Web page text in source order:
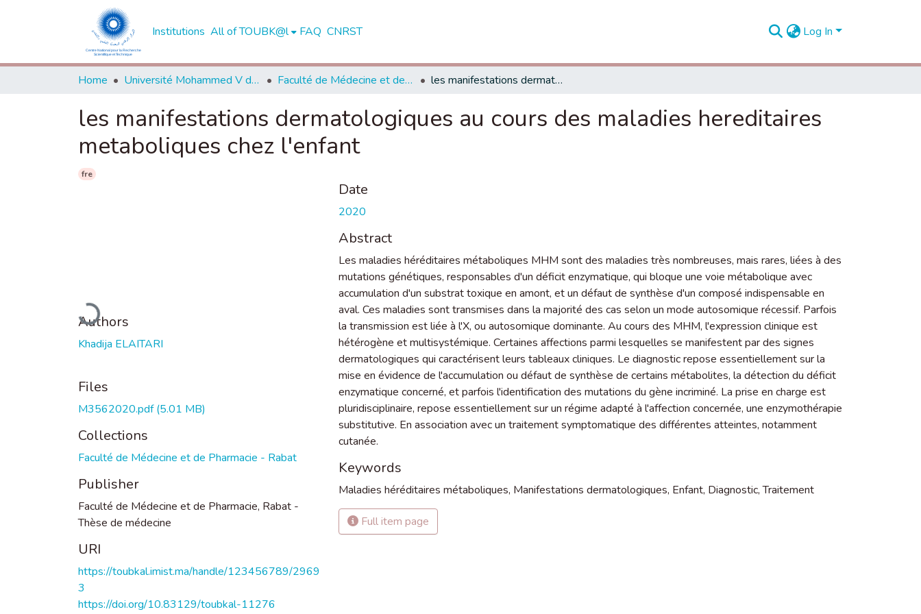
Institutions All of TOUBK@l FAQ CNRST Log In
Home Université Mohammed V de Rabat Faculté de Médecine et de Pharmacie - Rabat les manifestations dermatologiques au cours des maladies hereditaires metaboliques chez l'enfant
les manifestations dermatologiques au cours des maladies hereditaires
metaboliques chez l'enfant
fre
Loading...
Authors
Khadija ELAITARI
Files
M3562020.pdf(5.01 MB)
Collections
Faculté de Médecine et de Pharmacie - Rabat
Publisher
Faculté de Médecine et de Pharmacie, Rabat -
Thèse de médecine
URI
https://toubkal.imist.ma/handle/123456789/2969
3
https://doi.org/10.83129/toubkal-11276
Date
2020
Abstract
Les maladies héréditaires métaboliques MHM sont des maladies très nombreuses, mais rares, liées à des
mutations génétiques, responsables d'un déficit enzymatique, qui bloque une voie métabolique avec
accumulation d'un substrat toxique en amont, et un défaut de synthèse d'un composé indispensable en
aval. Ces maladies sont transmises dans la majorité des cas selon un mode autosomique récessif. Parfois
la transmission est liée à l'X, ou autosomique dominante. Au cours des MHM, l'expression clinique est
hétérogène et multisystémique. Certaines affections parmi lesquelles se manifestent par des signes
dermatologiques qui caractérisent leurs tableaux cliniques. Le diagnostic repose essentiellement sur la
mise en évidence de l'accumulation ou défaut de synthèse de certains métabolites, la détection du déficit
enzymatique concerné, et parfois l'identification des mutations du gène incriminé. La prise en charge est
pluridisciplinaire, repose essentiellement sur un régime adapté à l'affection concernée, une enzymothérapie
substitutive. En association avec un traitement symptomatique des différentes atteintes, notamment
cutanée.
Keywords
Maladies héréditaires métaboliques, Manifestations dermatologiques, Enfant, Diagnostic,Traitement
Full item page